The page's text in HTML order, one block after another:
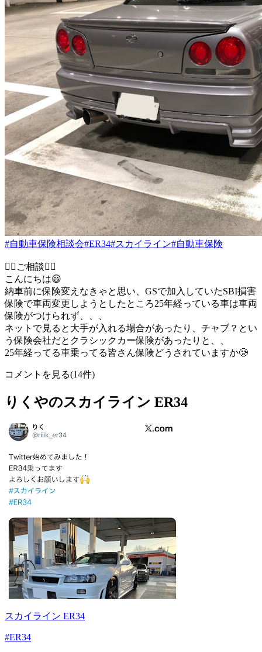
#自動車保険相談会#ER34#スカイライン#自動車保険
🙇‍♂️ご相談🙇‍♂️
こんにちは😃
納車前に保険変えなきゃと思い、GSで加入していたSBI損害
保険で車両変更しようとしたところ25年経っている車は車両
保険がつけられず、、、
ネットで見ると大手が入れる場合があったり、チャブ？とい
う保険会社だとクラシックカー保険があったりと、、
25年経ってる車乗ってる皆さん保険どうされていますか🥲
コメントを見る(14件)
りくやのスカイライン ER34
スカイライン ER34
#ER34